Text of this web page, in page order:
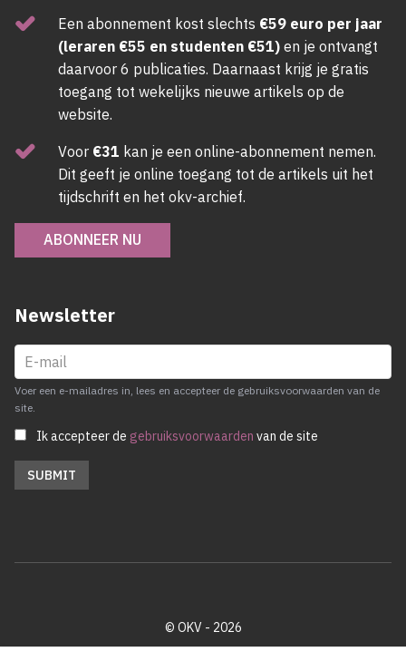
Een abonnement kost slechts €59 euro per jaar
(leraren €55 en studenten €51) en je ontvangt
daarvoor 6 publicaties. Daarnaast krijg je gratis
toegang tot wekelijks nieuwe artikels op de
website.
Voor €31 kan je een online-abonnement nemen.
Dit geeft je online toegang tot de artikels uit het
tijdschrift en het okv-archief.
ABONNEER NU
Newsletter
Voer een e-mailadres in, lees en accepteer de gebruiksvoorwaarden van de
site.
Ik accepteer de gebruiksvoorwaarden van de site
© OKV - 2026